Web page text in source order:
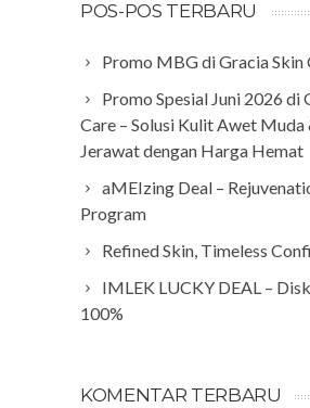
POS-POS TERBARU
Promo MBG di Gracia Skin
Promo Spesial Juni 2026 di
Care – Solusi Kulit Awet Muda
Jerawat dengan Harga Hemat
aMEIzing Deal –
Program
Refined Skin, Timeless
IMLEK LUCKY DEAL –
100%
KOMENTAR TERBARU